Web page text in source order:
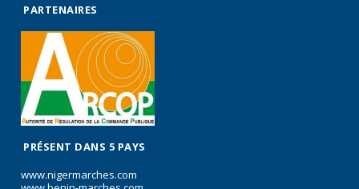
PARTENAIRES
PRÉSENT DANS 5 PAYS
www.nigermarches.com